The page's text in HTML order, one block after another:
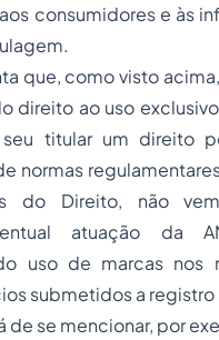
consumidores e às
que, como visto
direito ao uso
titular um direito
normas
do Direito, não
atuação da
uso de marcas nos
submetidos a registro
de se mencionar, por